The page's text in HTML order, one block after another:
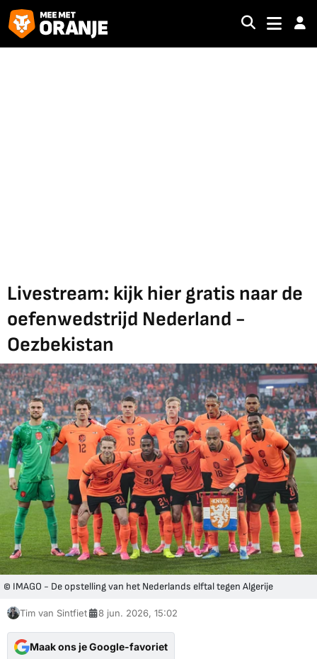
Livestream: kijk hier gratis naar de
oefenwedstrijd Nederland -
Oezbekistan
© IMAGO - De opstelling van het Nederlands elftal tegen Algerije
Tim van Sintfiet 8 jun. 2026, 15:02
Maak ons je Google-favoriet